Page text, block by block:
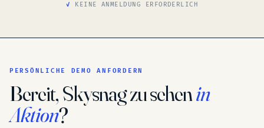
KEINE ANMELDUNG ERFORDERLICH
PERSÖNLICHE DEMO ANFORDERN
Bereit, Skysnag zu sehenin
Aktion?